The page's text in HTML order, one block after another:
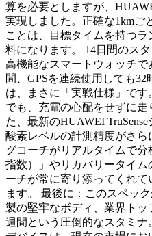
算を必要としますが、
実現しました。正確な1kmご
ことは、目標タイムを持つ
料になります。 14日間のス
高機能なスマートウォッチで
間、GPSを連続使用しても
は、まさに「実戦仕様」です
でも、充電の心配をせずに走
た、最新のHUAWEI
酸素レベルの計測精度がさ
グコーチがリアルタイムで
指数）」やリカバリータイ
ーチが常に寄り添ってくれ
ます。 最後に：このスペッ
製の堅牢なボディ、業界トッ
週間という圧倒的なスタミ